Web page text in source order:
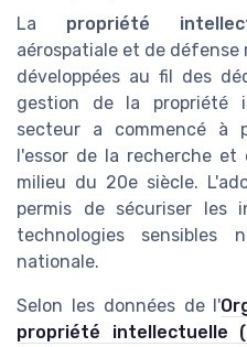
La propriété
aérospatiale et de défense
développées au fil des
gestion de la propriété
secteur a commencé à
l'essor de la recherche
milieu du 20e siècle.
permis de sécuriser les
technologies sensibles
nationale.
Selon les données de l'
propriété intellectuelle